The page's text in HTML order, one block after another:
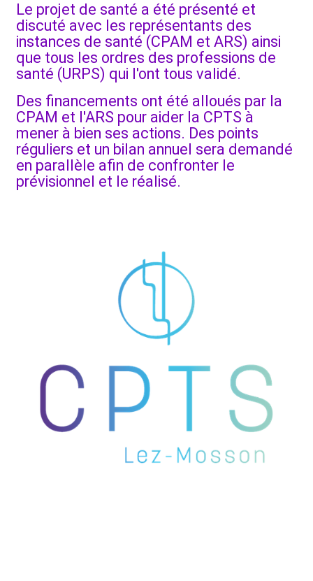
Le projet de santé a été présenté et
discuté avec les représentants des
instances de santé (CPAM et ARS) ainsi
que tous les ordres des professions de
santé (URPS) qui l'ont tous validé.
Des financements ont été alloués par la
CPAM et l'ARS pour aider la CPTS à
mener à bien ses actions. Des points
réguliers et un bilan annuel sera demandé
en parallèle afin de confronter le
prévisionnel et le réalisé.